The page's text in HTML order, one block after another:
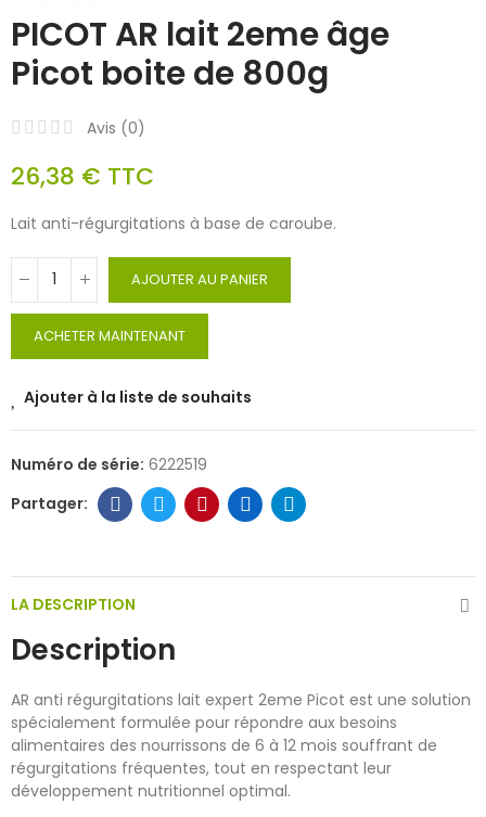
PICOT AR lait 2eme âge
Picot boite de 800g
Avis (0)
26,38 € TTC
Lait anti-régurgitations à base de caroube.
AJOUTER AU PANIER
ACHETER MAINTENANT
Ajouter à la liste de souhaits
Numéro de série: 6222519
LA DESCRIPTION
Description
AR anti régurgitations lait expert 2eme Picot est une solution
spécialement formulée pour répondre aux besoins
alimentaires des nourrissons de 6 à 12 mois souffrant de
régurgitations fréquentes, tout en respectant leur
développement nutritionnel optimal.